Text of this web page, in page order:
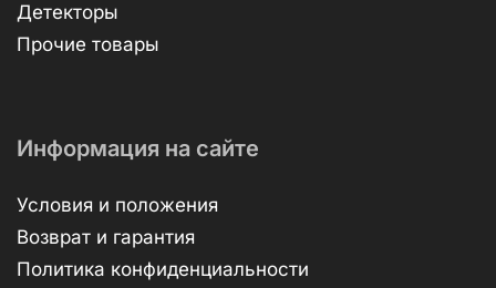
Детекторы
Прочие товары
Информация на сайте
Условия и положения
Возврат и гарантия
Политика конфиденциальности